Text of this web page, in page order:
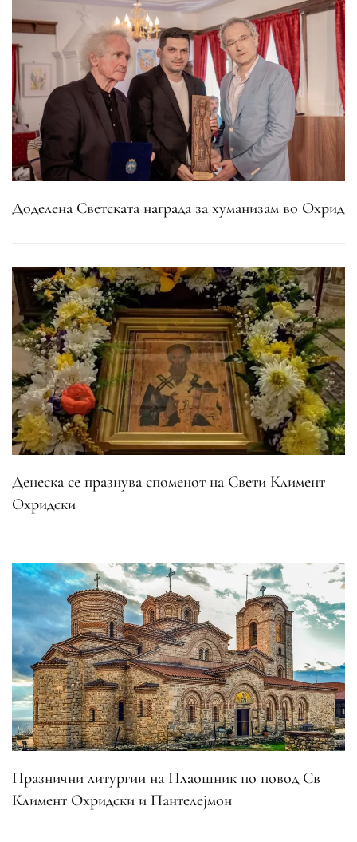
Доделена Светската награда за хуманизам во Охрид
Денеска се празнува споменот на Свети Климент
Охридски
Празнични литургии на Плаошник по повод Св
Климент Охридски и Пантелејмон